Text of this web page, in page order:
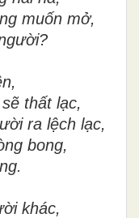
muốn mở,
thất lạc,
ra lệch lạc,
bong,
khác,